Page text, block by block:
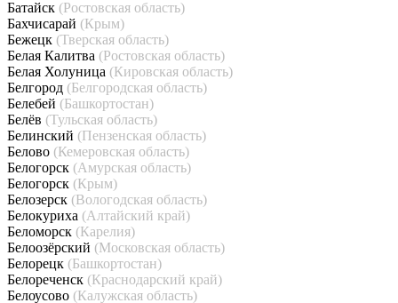
Батайск (Ростовская область)
Бахчисарай (Крым)
Бежецк (Тверская область)
Белая Калитва (Ростовская область)
Белая Холуница (Кировская область)
Белгород (Белгородская область)
Белебей (Башкортостан)
Белёв (Тульская область)
Белинский (Пензенская область)
Белово (Кемеровская область)
Белогорск (Амурская область)
Белогорск (Крым)
Белозерск (Вологодская область)
Белокуриха (Алтайский край)
Беломорск (Карелия)
Белоозёрский (Московская область)
Белорецк (Башкортостан)
Белореченск (Краснодарский край)
Белоусово (Калужская область)